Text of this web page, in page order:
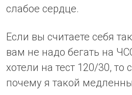
слабое сердце.
Если вы считаете себя
вам не надо бегать на
хотели на тест 120/30, то
почему я такой